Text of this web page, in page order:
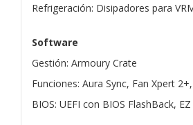
Refrigeración: Disipadores para
Software
Gestión: Armoury Crate
Funciones: Aura Sync, Fan Xpert
BIOS: UEFI con BIOS FlashBack,